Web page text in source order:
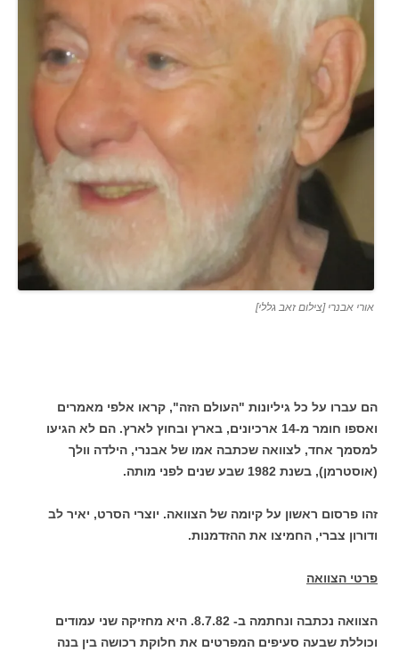
אורי אבנרי [צילום זאב גללי]
הם עברו על כל גיליונות "העולם הזה", קראו אלפי מאמרים
ואספו חומר מ-14 ארכיונים, בארץ ובחוץ לארץ. הם לא הגיעו
למסמך אחד, לצוואה שכתבה אמו של אבנרי, הילדה וולך
(אוסטרמן), בשנת 1982 שבע שנים לפני מותה.
זהו פרסום ראשון על קיומה של הצוואה. יוצרי הסרט, יאיר לב
ודורון צברי, החמיצו את ההזדמנות.
פרטי הצוואה
הצוואה נכתבה ונחתמה ב- 8.7.82. היא מחזיקה שני עמודים
וכוללת שבעה סעיפים המפרטים את חלוקת רכושה בין בנה